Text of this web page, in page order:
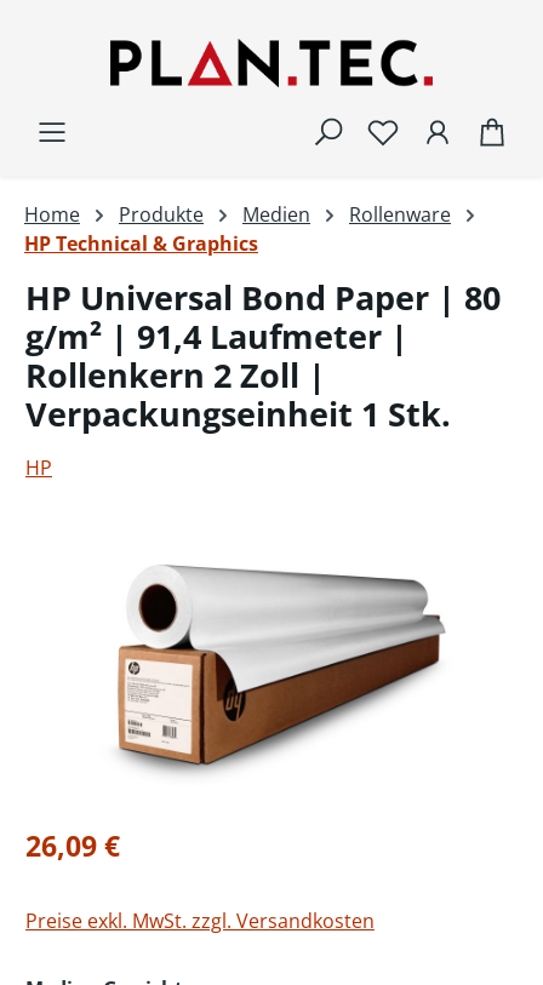
Home Produkte Medien
Rollenware
HP Technical & Graphics
HP Universal Bond Paper | 80
g/m² | 91,4 Laufmeter |
Rollenkern 2 Zoll |
Verpackungseinheit 1 Stk.
HP
Regulärer Preis:
26,09 €
Preise exkl. MwSt. zzgl. Versandkosten